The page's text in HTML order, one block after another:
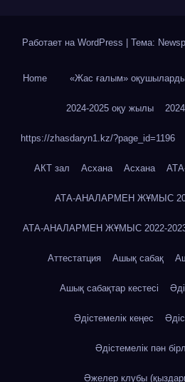
Работает на WordPress Тема:
Home «Жас ғалым»
2024-2025 оқу жылы
https://zhasdaryn1.kz/?page_id=1196
АКТ зал Асхана Асхана
АТА-АНАЛАРМЕН ЖҰМЫС
АТА-АНАЛАРМЕН ЖҰМЫС 2022-
Аттестатция Ашық сабақ
Ашық сабақтар кестесі
Әдістемелік кеңес
Әдістемелік пән
Әжелер клубы